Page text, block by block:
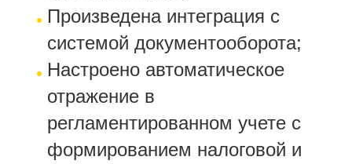
Произведена интеграция с
системой документооборота;
Настроено автоматическое
отражение в
регламентированном учете с
формированием налоговой и